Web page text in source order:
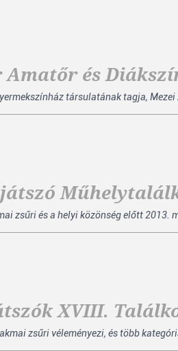
Amatőr és
társulatának tagja,
zsűri és a helyi közönség előtt 2013.
XVIII.
zsűri véleményezi, és több